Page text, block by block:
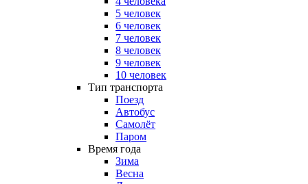
5 человек
6 человек
7 человек
8 человек
9 человек
10 человек
Тип транспорта
Поезд
Автобус
Самолёт
Паром
Время года
Зима
Весна